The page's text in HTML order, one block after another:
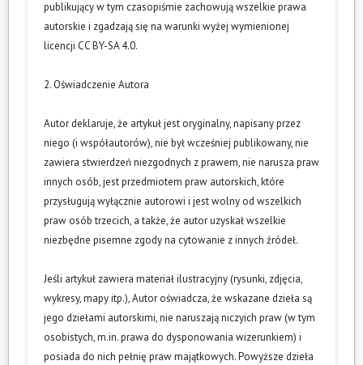
publikujący w tym czasopiśmie zachowują wszelkie prawa
autorskie i zgadzają się na warunki wyżej wymienionej
licencji CC BY-SA 4.0.
2. Oświadczenie Autora
Autor deklaruje, że artykuł jest oryginalny, napisany przez
niego (i współautorów), nie był wcześniej publikowany, nie
zawiera stwierdzeń niezgodnych z prawem, nie narusza praw
innych osób, jest przedmiotem praw autorskich, które
przysługują wyłącznie autorowi i jest wolny od wszelkich
praw osób trzecich, a także, że autor uzyskał wszelkie
niezbędne pisemne zgody na cytowanie z innych źródeł.
Jeśli artykuł zawiera materiał ilustracyjny (rysunki, zdjęcia,
wykresy, mapy itp.), Autor oświadcza, że wskazane dzieła są
jego dziełami autorskimi, nie naruszają niczyich praw (w tym
osobistych, m.in. prawa do dysponowania wizerunkiem) i
posiada do nich pełnię praw majątkowych. Powyższe dzieła